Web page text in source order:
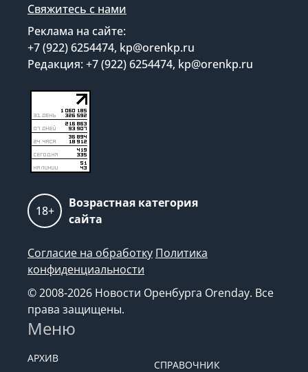
Свяжитесь с нами
Реклама на сайте:
+7 (922) 6254474, kp@orenkp.ru
Редакция: +7 (922) 6254474, kp@orenkp.ru
18+
Возрастная категория
сайта
Согласие на обработку Политика
конфиденциальности
© 2008-2026 Новости Оренбурга Orenday. Все
права защищены.
Меню
АРХИВ
СПРАВОЧНИК